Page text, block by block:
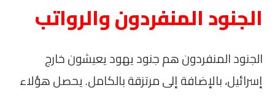
الجنود المنفردون والرواتب
الجنود المنفردون هم جنود يهود يعيشون خارج
إسرائيل، بالإضافة إلى مرتزقة بالكامل. يحصل هؤلاء